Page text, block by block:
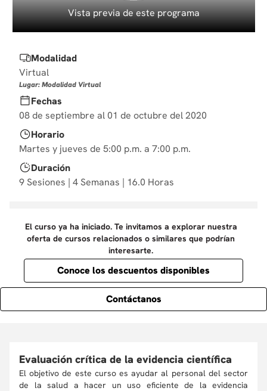
10. diseño Vista previa de este programa
Modalidad
Virtual
Lugar: Modalidad Virtual
Fechas
08 de septiembre al 01 de octubre del 2020
Horario
Martes y jueves de 5:00 p.m. a 7:00 p.m.
Duración
9 Sesiones | 4 Semanas | 16.0 Horas
El curso ya ha iniciado. Te invitamos a explorar nuestra
oferta de cursos relacionados o similares que podrían
interesarte.
Conoce los descuentos disponibles
Contáctanos
Evaluación crítica de la evidencia científica
El objetivo de este curso es ayudar al personal del sector
de la salud a hacer un uso eficiente de la evidencia